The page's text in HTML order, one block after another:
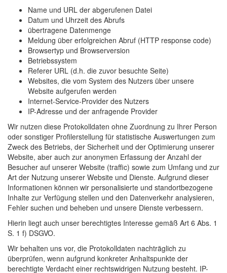
Name und URL der abgerufenen Datei
Datum und Uhrzeit des Abrufs
übertragene Datenmenge
Meldung über erfolgreichen Abruf (HTTP response code)
Browsertyp und Browserversion
Betriebssystem
Referer URL (d.h. die zuvor besuchte Seite)
Websites, die vom System des Nutzers über unsere
Website aufgerufen werden
Internet-Service-Provider des Nutzers
IP-Adresse und der anfragende Provider
Wir nutzen diese Protokolldaten ohne Zuordnung zu Ihrer Person
oder sonstiger Profilerstellung für statistische Auswertungen zum
Zweck des Betriebs, der Sicherheit und der Optimierung unserer
Website, aber auch zur anonymen Erfassung der Anzahl der
Besucher auf unserer Website (traffic) sowie zum Umfang und zur
Art der Nutzung unserer Website und Dienste. Aufgrund dieser
Informationen können wir personalisierte und standortbezogene
Inhalte zur Verfügung stellen und den Datenverkehr analysieren,
Fehler suchen und beheben und unsere Dienste verbessern.
Hierin liegt auch unser berechtigtes Interesse gemäß Art 6 Abs. 1
S. 1 f) DSGVO.
Wir behalten uns vor, die Protokolldaten nachträglich zu
überprüfen, wenn aufgrund konkreter Anhaltspunkte der
berechtigte Verdacht einer rechtswidrigen Nutzung besteht. IP-